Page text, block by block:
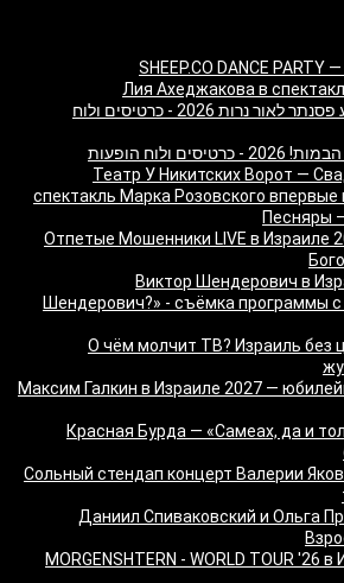
SHEEP.CO DANCE
Лия Ахеджакова в
משופן ועד AC/DC - מופע פסנתר לאור נרות 2026 - כרטיסים ולוח
ולוח הופעות
"Театр У Никитских Ворот —
спектакль Марка Розовского впервые
Отпетые Мошенники LIVE в Израиле
Виктор Шендерович в
Шендерович?» - съёмка программы
«О чём молчит ТВ? Израиль без
Максим Галкин в Израиле 2027 —
Красная Бурда — «Самеах, да и
"Сольный стендап концерт Валерии
"Даниил Спиваковский и Ольга
MORGENSHTERN - WORLD TOUR '26